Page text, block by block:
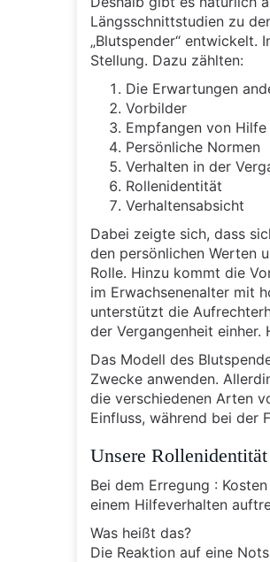
Längsschnittstudien zu
„Blutspender“ entwickelt.
Stellung. Dazu zählten:
Die Erwartungen
Vorbilder
Empfangen von
Persönliche Normen
Verhalten in der
Rollenidentität
Verhaltensabsicht
Dabei zeigte sich, dass
den persönlichen Werten
Rolle. Hinzu kommt die
im Erwachsenenalter mit
unterstützt die
der Vergangenheit
Das Modell des
Zwecke anwenden.
die verschiedenen Arten
Einfluss, während bei der
Unsere
Bei dem Erregung :
einem Hilfeverhalten
Was heißt das?
Die Reaktion auf eine